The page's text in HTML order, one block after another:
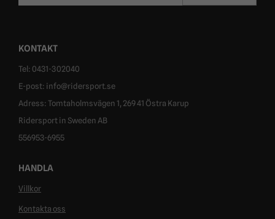
KONTAKT
Tel: 0431-302040
E-post: info@ridersport.se
Adress: Tomtaholmsvägen 1, 269 41 Östra Karup
Ridersport in Sweden AB
556953-6955
HANDLA
Villkor
Kontakta oss